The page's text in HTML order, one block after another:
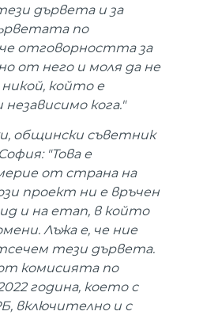
дървета и за
по
че отговорността за
от него и моля да не
никой, който е
независимо кога."
общински съветник
"Това е
от страна на
проект ни е връчен
и на етап, в който
Лъжа е, че ние
тези дървета.
комисията по
година, което с
включително и с